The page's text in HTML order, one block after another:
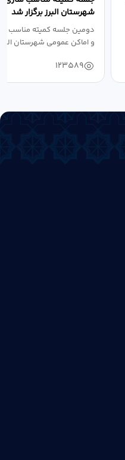
شهرستان البرز برگزار شد
دومین جلسه کمیته مناسب
و اماکن عمومی شهرستان
123589